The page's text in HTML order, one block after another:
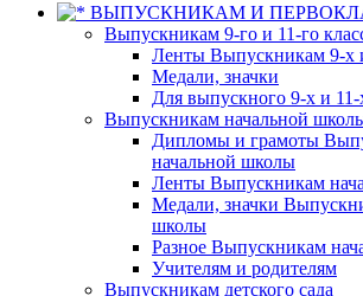
ВЫПУСКНИКАМ И
Выпускникам 9-го и 11-го
Ленты Выпускникам 9-х
Медали, значки
Для выпускного 9-х и 11-
Выпускникам начальной
Дипломы и грамоты
начальной школы
Ленты Выпускникам
Медали, значки
школы
Разное Выпускникам
Учителям и родителям
Выпускникам детского сада